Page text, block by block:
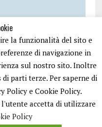
la funzionalità del sito e
di navigazione in
sul nostro sito. Inoltre
parti terze. Per saperne di
Policy e Cookie Policy.
accetta di utilizzare
Policy